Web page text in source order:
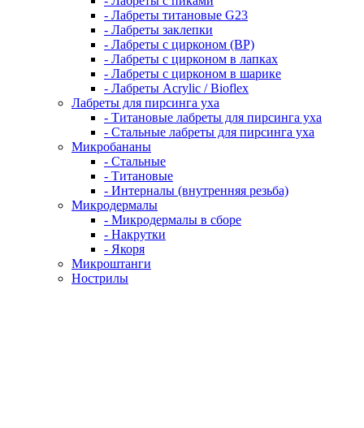
- Лабреты титановые G23
- Лабреты заклепки
- Лабреты с цирконом (ВР)
- Лабреты с цирконом в лапках
- Лабреты с цирконом в шарике
- Лабреты Acrylic / Bioflex
Лабреты для пирсинга уха
- Титановые лабреты для пирсинга уха
- Стальные лабреты для пирсинга уха
Микробананы
- Стальные
- Титановые
- Интерналы (внутренняя резьба)
Микродермалы
- Микродермалы в сборе
- Накрутки
- Якоря
Микроштанги
Нострилы